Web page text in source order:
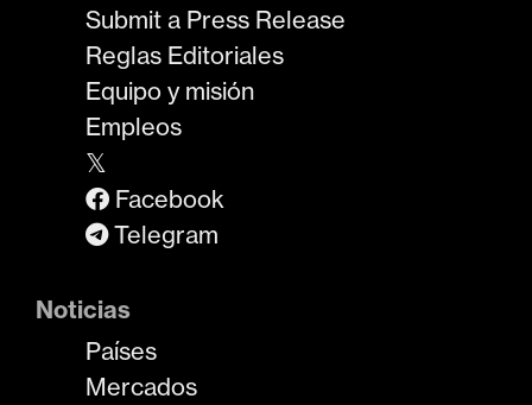
Submit a Press Release
Reglas Editoriales
Equipo y misión
Empleos
𝕏
Facebook
Telegram
Noticias
Países
Mercados